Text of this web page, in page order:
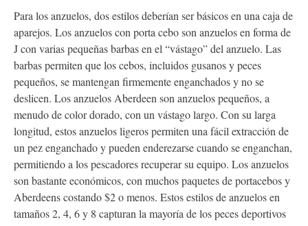
Para los anzuelos, dos estilos deberían ser básicos en una caja de
aparejos. Los anzuelos con porta cebo son anzuelos en forma de
J con varias pequeñas barbas en el “vástago” del anzuelo. Las
barbas permiten que los cebos, incluidos gusanos y peces
pequeños, se mantengan firmemente enganchados y no se
deslicen. Los anzuelos Aberdeen son anzuelos pequeños, a
menudo de color dorado, con un vástago largo. Con su larga
longitud, estos anzuelos ligeros permiten una fácil extracción de
un pez enganchado y pueden enderezarse cuando se enganchan,
permitiendo a los pescadores recuperar su equipo. Los anzuelos
son bastante económicos, con muchos paquetes de portacebos y
Aberdeens costando $2 o menos. Estos estilos de anzuelos en
tamaños 2, 4, 6 y 8 capturan la mayoría de los peces deportivos